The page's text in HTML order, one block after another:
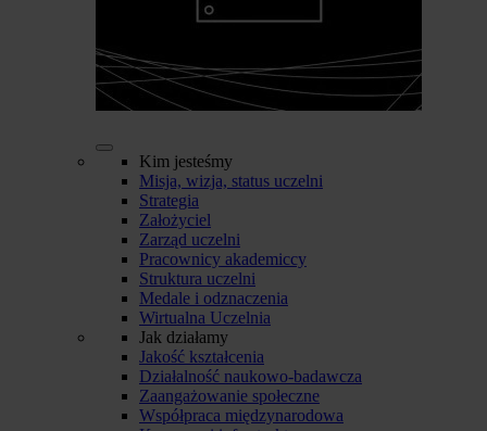
Kim jesteśmy
Misja, wizja, status uczelni
Strategia
Założyciel
Zarząd uczelni
Pracownicy akademiccy
Struktura uczelni
Medale i odznaczenia
Wirtualna Uczelnia
Jak działamy
Jakość kształcenia
Działalność naukowo-badawcza
Zaangażowanie społeczne
Współpraca międzynarodowa